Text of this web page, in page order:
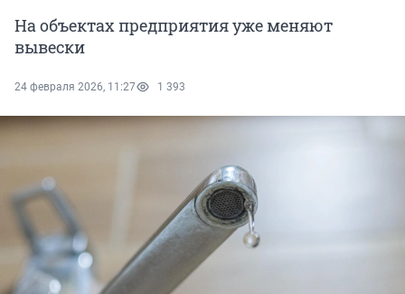
На объектах предприятия уже меняют
вывески
24 февраля 2026, 11:27 1 393